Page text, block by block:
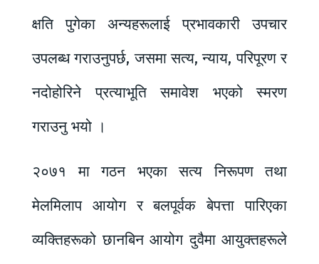
क्षति पुगेका अन्यहरूलाई प्रभावकारी उपचार
उपलब्ध गराउनुपर्छ, जसमा सत्य, न्याय, परिपूरण र
नदोहोरिने प्रत्याभूति समावेश भएको स्मरण
गराउनु भयो ।
२०७१ मा गठन भएका सत्य निरूपण तथा
मेलमिलाप आयोग र बलपूर्वक बेपत्ता पारिएका
व्यक्तिहरूको छानबिन आयोग दुवैमा आयुक्तहरूले